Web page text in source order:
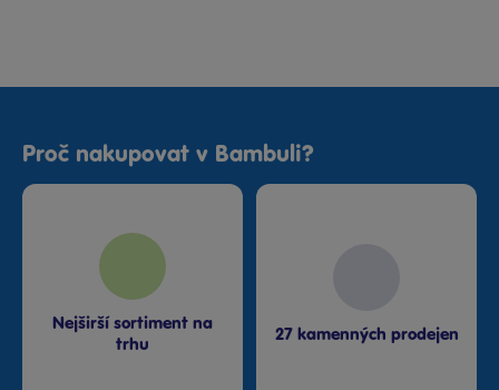
Proč nakupovat v Bambuli?
Nejširší sortiment na
trhu
27 kamenných prodejen